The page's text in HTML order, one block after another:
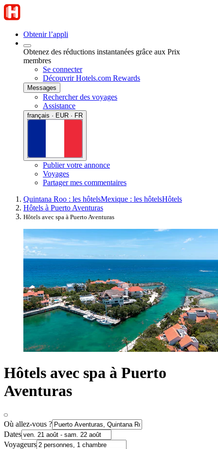
Obtenir l’appli
Obtenez des réductions instantanées grâce aux Prix
membres
Se connecter
Découvrir Hotels.com Rewards
Messages
Rechercher des voyages
Assistance
français · EUR · FR
Publier votre annonce
Voyages
Partager mes commentaires
Quintana Roo : les hôtelsMexique : les hôtelsHôtels
Hôtels à Puerto Aventuras
Hôtels avec spa à Puerto Aventuras
Hôtels avec spa à Puerto
Aventuras
Où allez-vous ?
Dates
Voyageurs